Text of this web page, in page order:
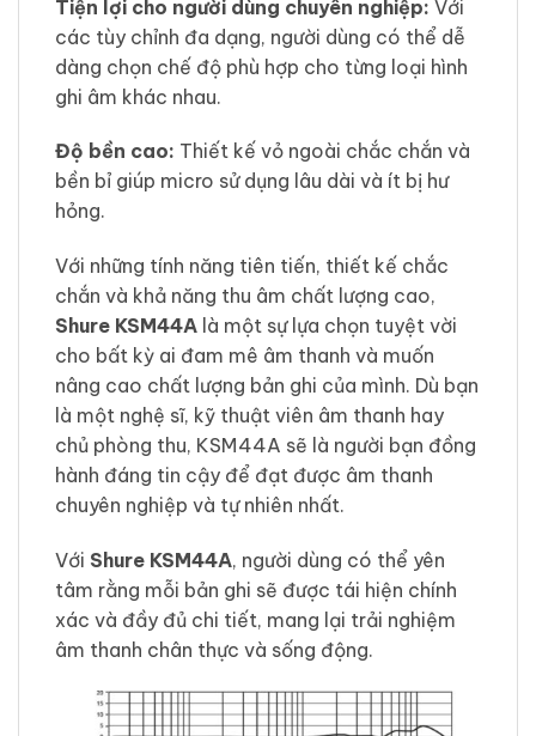
Tiện lợi cho người dùng chuyên nghiệp: Với
các tùy chỉnh đa dạng, người dùng có thể dễ
dàng chọn chế độ phù hợp cho từng loại hình
ghi âm khác nhau.
Độ bền cao: Thiết kế vỏ ngoài chắc chắn và
bền bỉ giúp micro sử dụng lâu dài và ít bị hư
hỏng.
Với những tính năng tiên tiến, thiết kế chắc
chắn và khả năng thu âm chất lượng cao,
Shure KSM44A là một sự lựa chọn tuyệt vời
cho bất kỳ ai đam mê âm thanh và muốn
nâng cao chất lượng bản ghi của mình. Dù bạn
là một nghệ sĩ, kỹ thuật viên âm thanh hay
chủ phòng thu, KSM44A sẽ là người bạn đồng
hành đáng tin cậy để đạt được âm thanh
chuyên nghiệp và tự nhiên nhất.
Với Shure KSM44A, người dùng có thể yên
tâm rằng mỗi bản ghi sẽ được tái hiện chính
xác và đầy đủ chi tiết, mang lại trải nghiệm
âm thanh chân thực và sống động.